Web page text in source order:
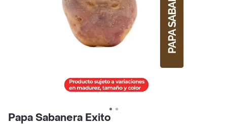
Papa Sabanera Exito